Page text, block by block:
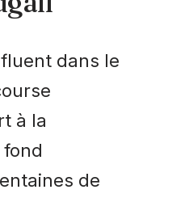
dans le
à la
de